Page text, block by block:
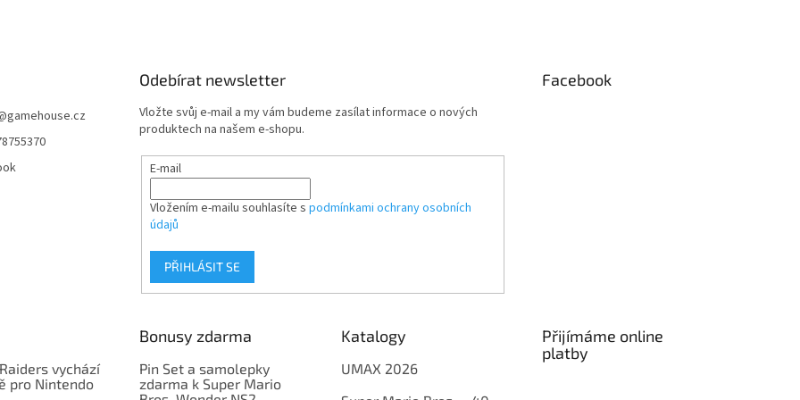
gamehouse.cz
Odebírat newsletter
Vložte svůj e-mail a my vám budeme zasílat informace o nových
produktech na našem e-shopu.
E-mail
Vložením e-mailu souhlasíte s podmínkami ochrany osobních
údajů
PŘIHLÁSIT SE
Facebook
vychází
pro Nintendo
Bonusy zdarma
Pin Set a samolepky
zdarma k Super Mario
Katalogy
UMAX 2026
Přijímáme online
platby